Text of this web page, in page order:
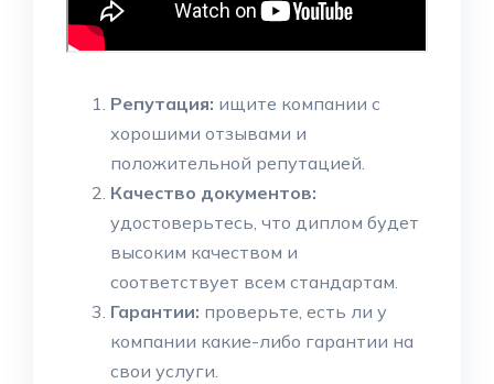
Репутация: ищите компании с
хорошими отзывами и
положительной репутацией.
Качество документов:
удостоверьтесь, что диплом будет
высоким качеством и
соответствует всем стандартам.
Гарантии: проверьте, есть ли у
компании какие-либо гарантии на
свои услуги.